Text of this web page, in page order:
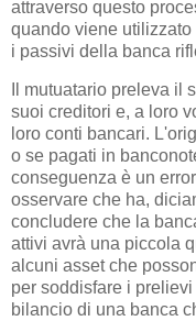
attraverso questo
quando viene
i passivi della banca
Il mutuatario preleva il
suoi creditori e, a loro
loro conti bancari.
o se pagati in
conseguenza è un
osservare che ha,
concludere che la
attivi avrà una piccola
alcuni asset che
per soddisfare i
bilancio di una banca